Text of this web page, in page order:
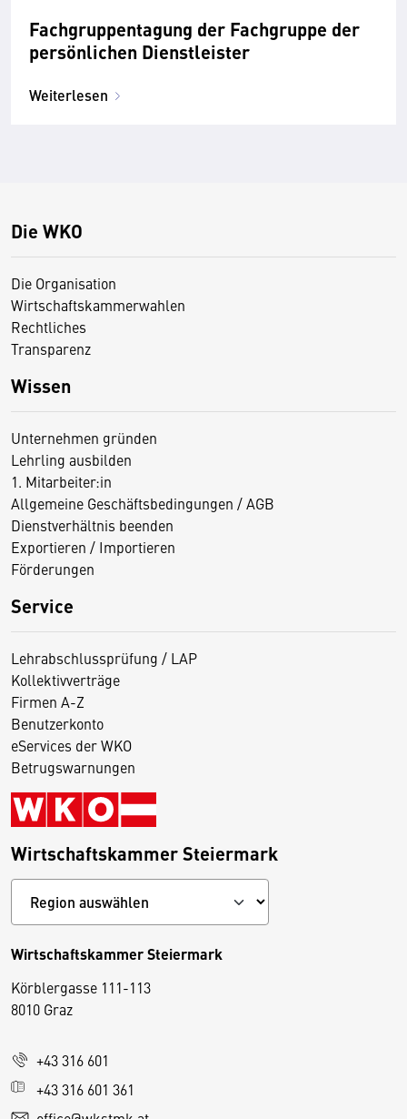
Fachgruppentagung der Fachgruppe der
persönlichen Dienstleister
Weiterlesen
Die WKO
Die Organisation
Wirtschaftskammerwahlen
Rechtliches
Transparenz
Wissen
Unternehmen gründen
Lehrling ausbilden
1. Mitarbeiter:in
Allgemeine Geschäftsbedingungen / AGB
Dienstverhältnis beenden
Exportieren / Importieren
Förderungen
Service
Lehrabschlussprüfung / LAP
Kollektivverträge
Firmen A-Z
Benutzerkonto
eServices der WKO
Betrugswarnungen
Wirtschaftskammer Steiermark
Wirtschaftskammer Steiermark
Körblergasse 111-113
8010 Graz
+43 316 601
+43 316 601 361
D
i
s
e
S